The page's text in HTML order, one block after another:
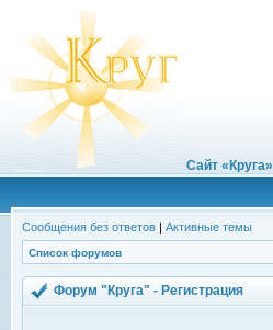
Сайт «Круга»
Сообщения без ответов | Активные темы
Список форумов
Форум "Круга" - Регистрация